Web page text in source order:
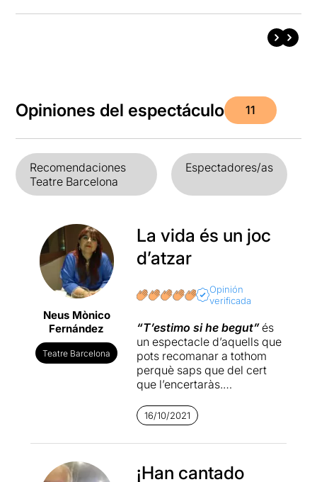
Opiniones del espectáculo 11
Recomendaciones
Teatre Barcelona
Espectadores/as
Neus Mònico
Fernández
Teatre Barcelona
La vida és un joc
d’atzar
Opinión
verificada
“T’estimo si he begut”és
un espectacle d’aquells que
pots recomanar a tothom
perquè saps que del cert
que l’encertaràs.
“T’estimo si he begut”
un espectacle d’aquells que
en dic rodó perquè tot està
direcció, interpretació,
16/10/2021
¡Han cantado